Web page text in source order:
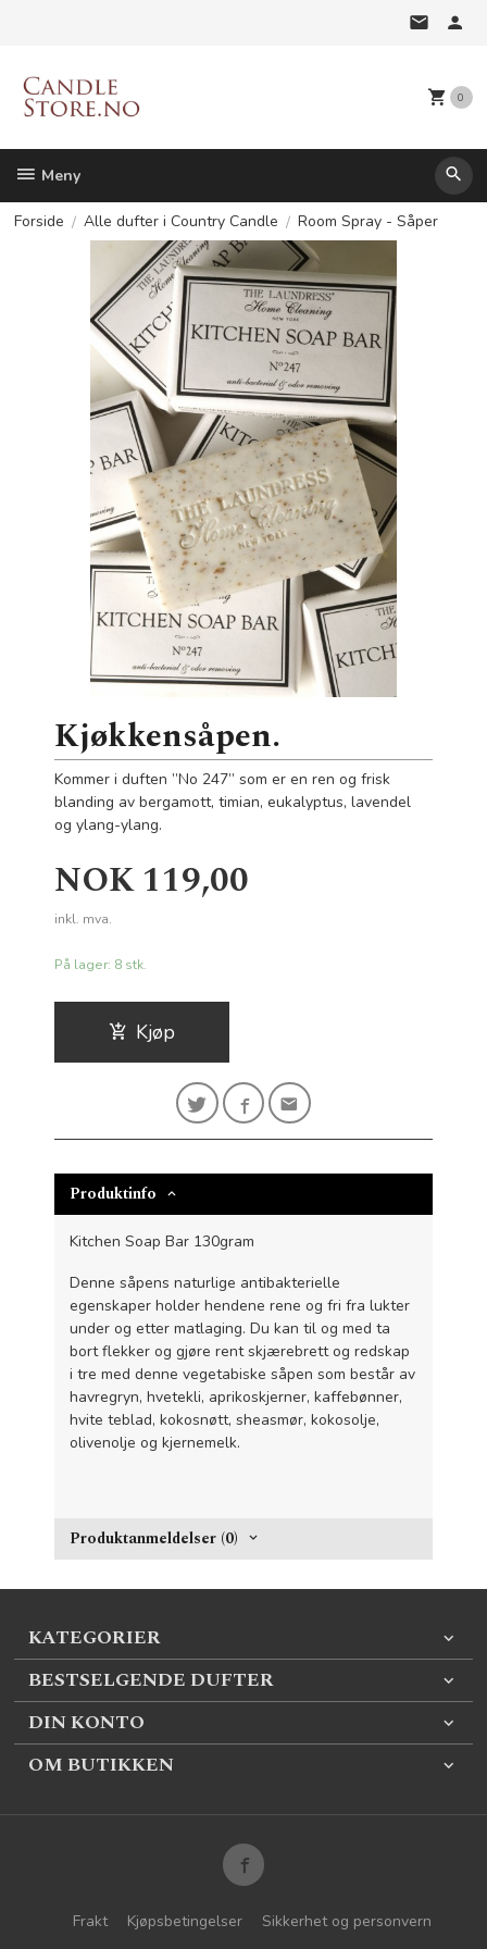
0
Meny
Forside Alle dufter i Country Candle Room Spray - Såper
Kjøkkensåpen.
Kommer i duften ”No 247” som er en ren og frisk
blanding av bergamott, timian, eukalyptus, lavendel
og ylang-ylang.
Pris
NOK119,00
inkl. mva.
På lager: 8 stk.
Kjøp
Produktinfo
Kitchen Soap Bar 130gram
Denne såpens naturlige antibakterielle
egenskaper holder hendene rene og fri fra lukter
under og etter matlaging. Du kan til og med ta
bort flekker og gjøre rent skjærebrett og redskap
i tre med denne vegetabiske såpen som består av
havregryn, hvetekli, aprikoskjerner, kaffebønner,
hvite teblad, kokosnøtt, sheasmør, kokosolje,
olivenolje og kjernemelk.
Produktanmeldelser (0)
KATEGORIER
BESTSELGENDE DUFTER
DIN KONTO
OM BUTIKKEN
Frakt Kjøpsbetingelser Sikkerhet og personvern